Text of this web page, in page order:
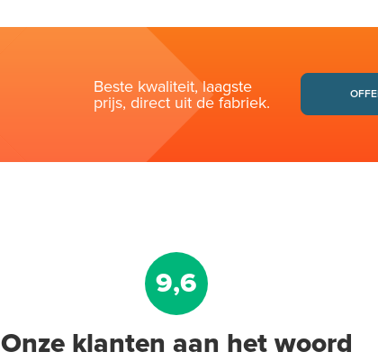
Beste kwaliteit, laagste
prijs, direct uit de fabriek.
9,6
Onze klanten aan het woord